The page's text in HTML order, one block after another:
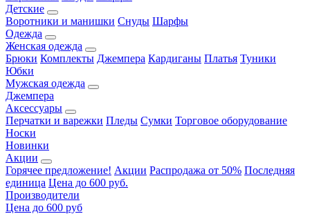
Детские
Воротники и манишки Снуды Шарфы
Одежда
Женская одежда
Брюки Комплекты Джемпера Кардиганы Платья Туники
Юбки
Мужская одежда
Джемпера
Аксессуары
Перчатки и варежки Пледы Сумки Торговое оборудование
Носки
Новинки
Акции
Горячее предложение! Акции Распродажа от 50% Последняя
единица Цена до 600 руб.
Производители
Цена до 600 руб